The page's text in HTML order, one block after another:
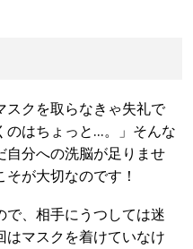
スクを取らなきゃ失礼で
のはちょっと…。」そんな
自分への洗脳が足りませ
が大切なのです！
で、相手にうつしては迷
はマスクを着けていなけ